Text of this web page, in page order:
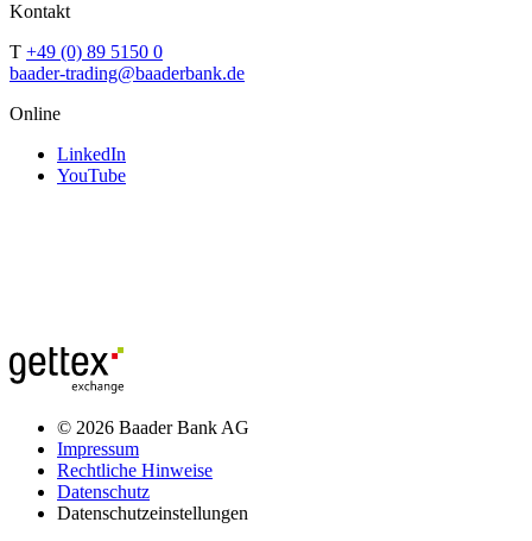
Kontakt
T +49 (0) 89 5150 0
baader-trading@baaderbank.de
Online
LinkedIn
YouTube
© 2026 Baader Bank AG
Impressum
Rechtliche Hinweise
Datenschutz
Datenschutzeinstellungen